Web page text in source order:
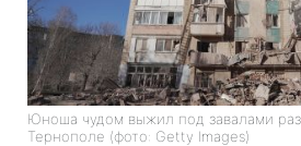
Юноша чудом выжил под завалами
Тернополе (фото: Getty Images)